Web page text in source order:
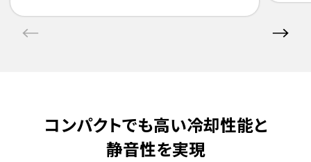
コンパクトでも高い冷却性能と
静音性を実現